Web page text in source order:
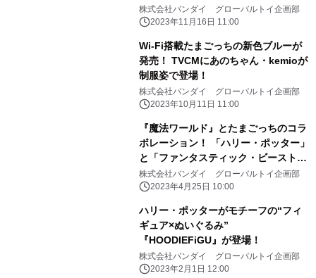
株式会社バンダイ グローバルトイ企画部
2023年11月16日 11:00
Wi-Fi搭載たまごっちの新色ブルーが
発売！ TVCMにあのちゃん・kemioが
制服姿で登場！
株式会社バンダイ グローバルトイ企画部
2023年10月11日 11:00
『魔法ワールド』とたまごっちのコラ
ボレーション！ 「ハリー・ポッター」
と「ファンタスティック・ビースト」
に 登場する魔法生物25種をお世話し
よう！
株式会社バンダイ グローバルトイ企画部
2023年4月25日 10:00
ハリー・ポッターがモチーフの“フィ
ギュア×ぬいぐるみ”
『HOODIEFiGU』が登場！
株式会社バンダイ グローバルトイ企画部
2023年2月1日 12:00